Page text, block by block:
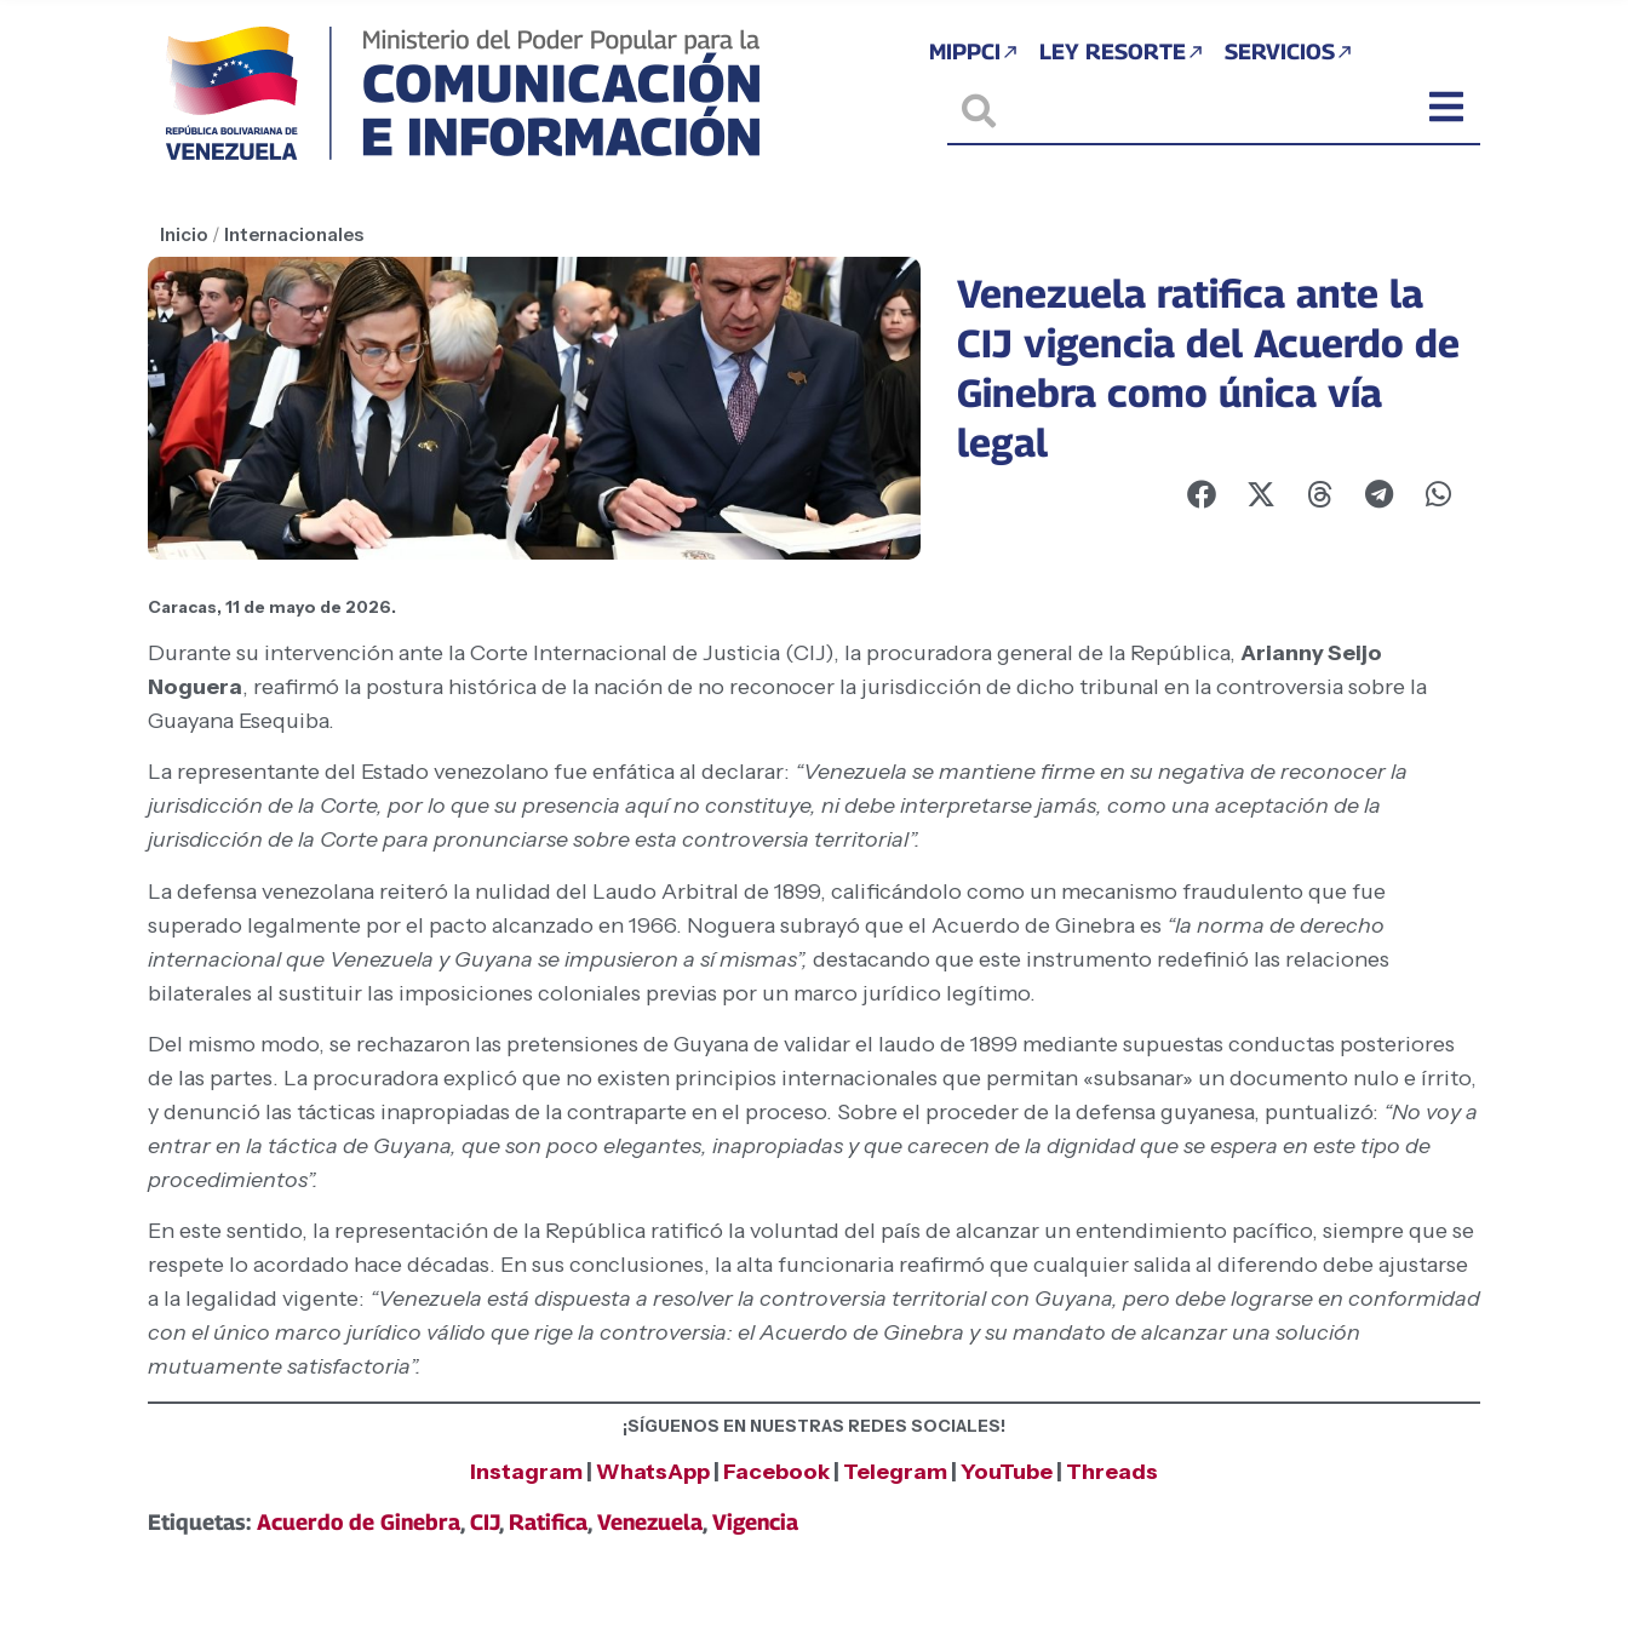
MIPPCI LEY RESORTE SERVICIOS
Inicio / Internacionales
Venezuela ratifica ante la
CIJ vigencia del Acuerdo de
Ginebra como única vía
legal
Caracas, 11 de mayo de 2026.
Durante su intervención ante la Corte Internacional de Justicia (CIJ), la procuradora general de la República, Arianny Seijo
Noguera, reafirmó la postura histórica de la nación de no reconocer la jurisdicción de dicho tribunal en la controversia sobre la
Guayana Esequiba.
La representante del Estado venezolano fue enfática al declarar: “Venezuela se mantiene firme en su negativa de reconocer la
jurisdicción de la Corte, por lo que su presencia aquí no constituye, ni debe interpretarse jamás, como una aceptación de la
jurisdicción de la Corte para pronunciarse sobre esta controversia territorial”.
La defensa venezolana reiteró la nulidad del Laudo Arbitral de 1899, calificándolo como un mecanismo fraudulento que fue
superado legalmente por el pacto alcanzado en 1966. Noguera subrayó que el Acuerdo de Ginebra es “la norma de derecho
internacional que Venezuela y Guyana se impusieron a sí mismas”, destacando que este instrumento redefinió las relaciones
bilaterales al sustituir las imposiciones coloniales previas por un marco jurídico legítimo.
Del mismo modo, se rechazaron las pretensiones de Guyana de validar el laudo de 1899 mediante supuestas conductas posteriores
de las partes. La procuradora explicó que no existen principios internacionales que permitan «subsanar» un documento nulo e írrito,
y denunció las tácticas inapropiadas de la contraparte en el proceso. Sobre el proceder de la defensa guyanesa, puntualizó: “No voy a
entrar en la táctica de Guyana, que son poco elegantes, inapropiadas y que carecen de la dignidad que se espera en este tipo de
procedimientos”.
En este sentido, la representación de la República ratificó la voluntad del país de alcanzar un entendimiento pacífico, siempre que se
respete lo acordado hace décadas. En sus conclusiones, la alta funcionaria reafirmó que cualquier salida al diferendo debe ajustarse
a la legalidad vigente: “Venezuela está dispuesta a resolver la controversia territorial con Guyana, pero debe lograrse en conformidad
con el único marco jurídico válido que rige la controversia: el Acuerdo de Ginebra y su mandato de alcanzar una solución
mutuamente satisfactoria”.
¡SÍGUENOS EN NUESTRAS REDES SOCIALES!
Instagram WhatsApp Facebook Telegram YouTube Threads
Etiquetas: Acuerdo de Ginebra,CIJ, Ratifica,Venezuela,Vigencia